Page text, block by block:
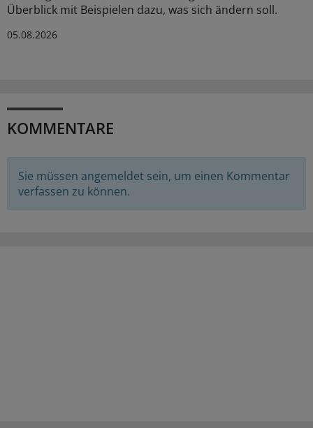
Überblick mit Beispielen dazu, was sich ändern soll.
05.08.2026
KOMMENTARE
Sie müssen angemeldet sein, um einen Kommentar
verfassen zu können.